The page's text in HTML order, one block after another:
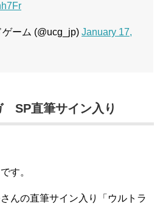
ーム (@ucg_jp) January 17,
SP直筆サイン入り
す。
んの直筆サイン入り「ウルトラ